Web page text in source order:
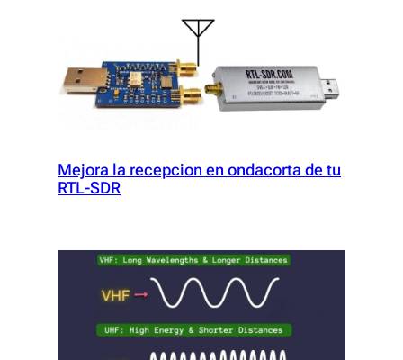
Mejora la recepcion en ondacorta de tu
RTL-SDR